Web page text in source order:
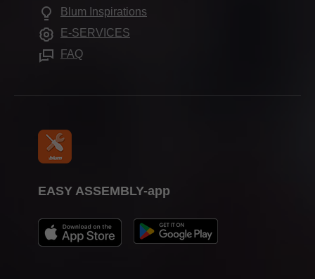
Övriga produkter
Monteringshjälpmedel
De vanligaste frågorna
Media
EASY ASSEMBLY-app
Blum Inspirations
E-SERVICES
FAQ